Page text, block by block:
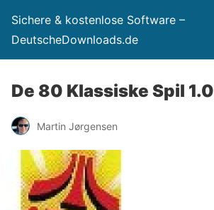
Sichere & kostenlose Software –
DeutscheDownloads.de
De 80 Klassiske Spil 1.0
Martin Jørgensen